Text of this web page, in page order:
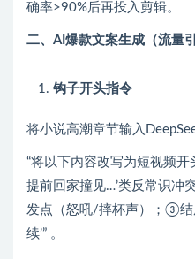
确率>90%后再投入剪辑。
二、AI爆款文案生成（流量
钩子开头指令
将小说高潮章节输入
“将以下内容改写为短视频
提前回家撞见…’类反常识
发点（怒吼/摔杯声）；③结
续’” 。